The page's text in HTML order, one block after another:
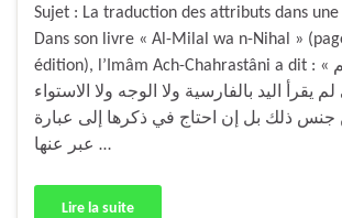
Sujet : La traduction des attributs dans
Dans son livre « Al-Milal wa n-Nihal »
édition), l’Imâm Ach-Chahrastâni a dit : « واحتاط بعضهم
يقرأ اليد بالفارسية ولا الوجه ولا الاستواء
جنس ذلك بل إن احتاج في ذكرها إلى عبارة
عبر عنها …
Lire la suite